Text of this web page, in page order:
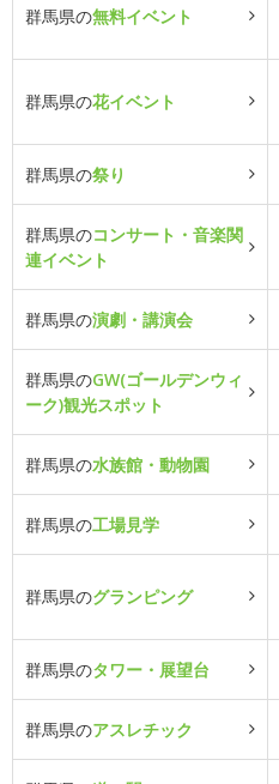
群馬県の無料イベント
群馬県の花イベント
群馬県の祭り
群馬県のコンサート・音楽関
連イベント
群馬県の演劇・講演会
群馬県のGW(ゴールデンウィ
ーク)観光スポット
群馬県の水族館・動物園
群馬県の工場見学
群馬県のグランピング
群馬県のタワー・展望台
群馬県のアスレチック